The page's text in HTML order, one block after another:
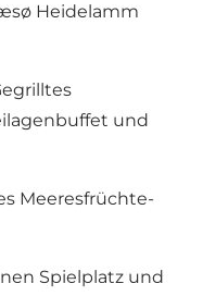
Heidelamm
und
Meeresfrüchte-
Spielplatz und